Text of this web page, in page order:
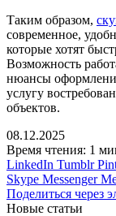
Таким образом,
современное,
которые хотят
Возможность
нюансы
услугу
объектов.
08.12.2025
Время чтения: 1
LinkedIn Tumblr
Skype Messenger
Поделиться через
Новые статьи